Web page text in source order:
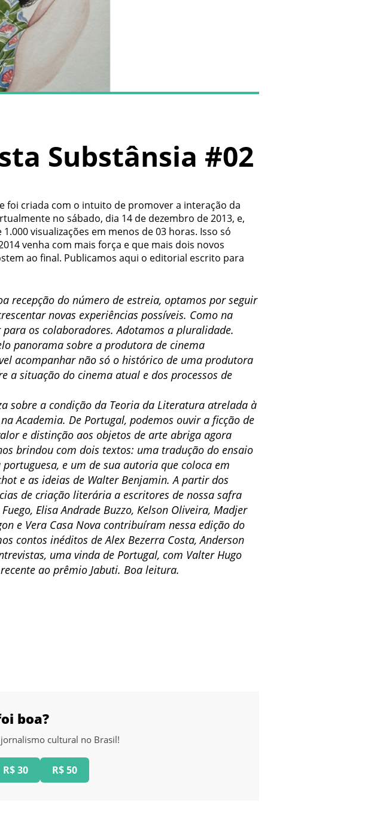
Substânsia #02
foi criada com o intuito de promover a interação da
no sábado, dia 14 de dezembro de 2013, e,
visualizações em menos de 03 horas. Isso só
venha com mais força e que mais dois novos
ao final. Publicamos aqui o editorial escrito para
recepção do número de estreia, optamos por seguir
novas experiências possíveis. Como na
os colaboradores. Adotamos a pluralidade.
panorama sobre a produtora de cinema
acompanhar não só o histórico de uma produtora
a situação do cinema atual e dos processos de
sobre a condição da Teoria da Literatura atrelada à
Academia. De Portugal, podemos ouvir a ficção de
e distinção aos objetos de arte abriga agora
brindou com dois textos: uma tradução do ensaio
e um de sua autoria que coloca em
e as ideias de Walter Benjamin. A partir dos
de criação literária a escritores de nossa safra
Elisa Andrade Buzzo, Kelson Oliveira, Madjer
e Vera Casa Nova contribuíram nessa edição do
contos inéditos de Alex Bezerra Costa, Anderson
uma vinda de Portugal, com Valter Hugo
ao prêmio Jabuti. Boa leitura.
boa?
cultural no Brasil!
R$ 30 R$ 50